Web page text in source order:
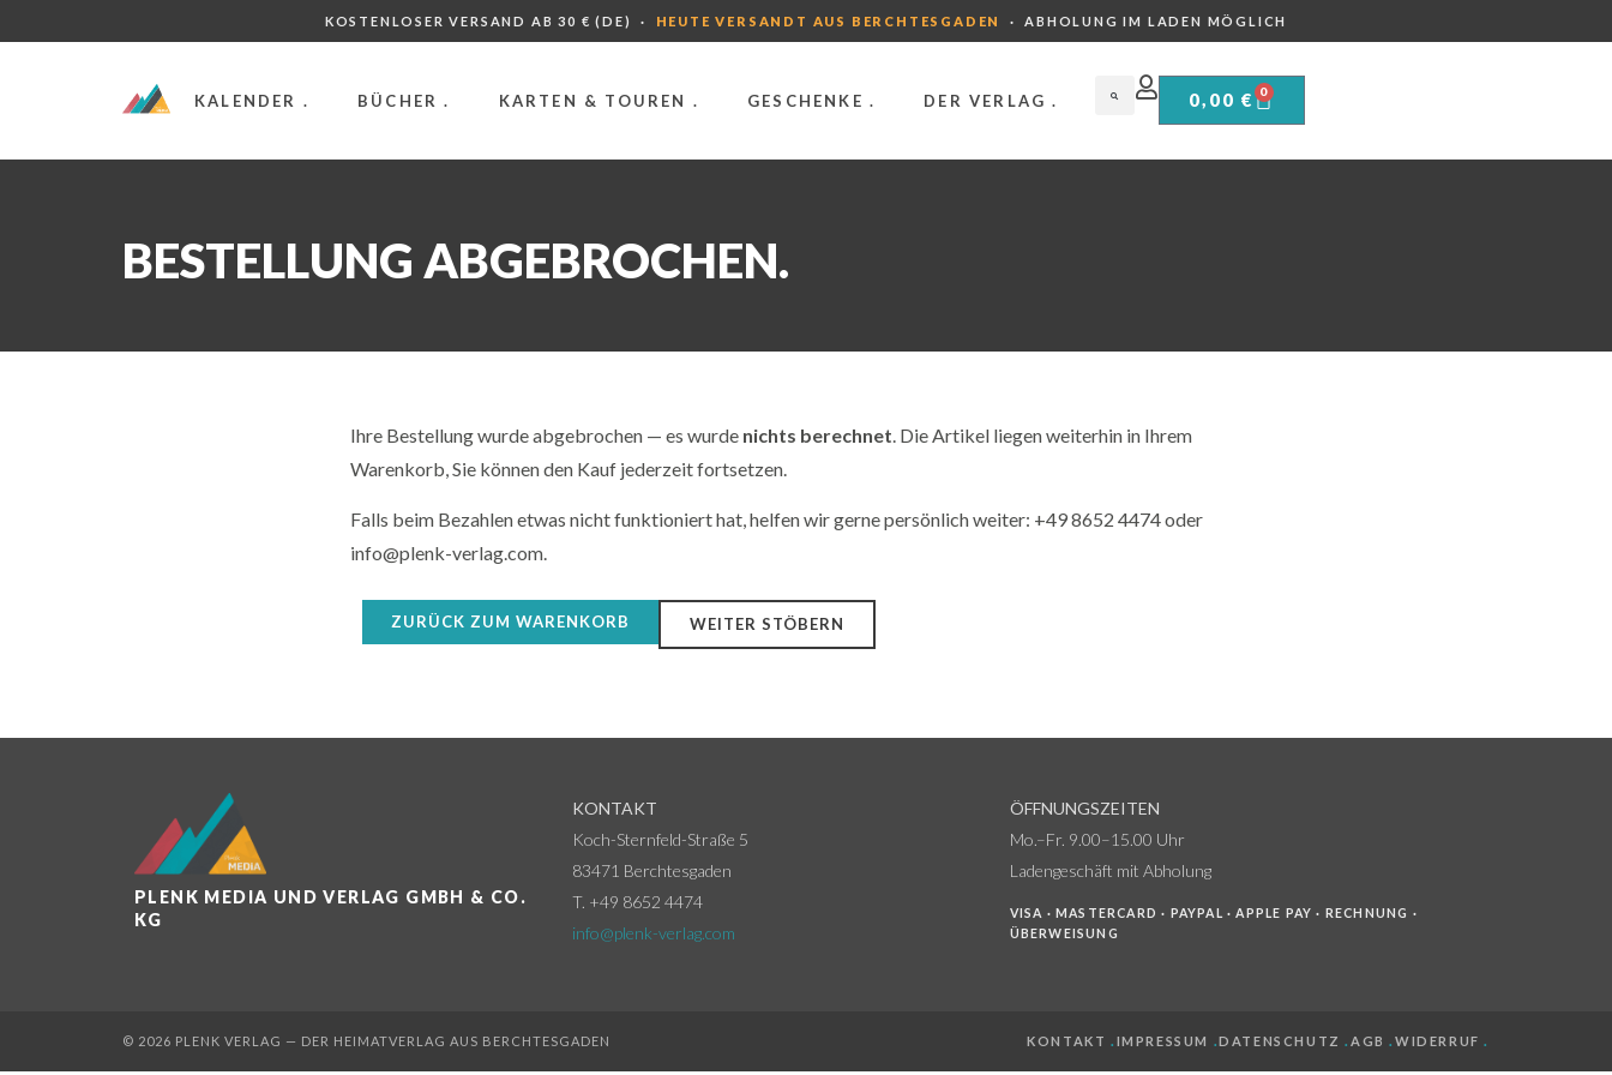
KOSTENLOSER VERSAND AB 30 € (DE) · HEUTE VERSANDT AUS BERCHTESGADEN · ABHOLUNG IM LADEN MÖGLICH
KALENDER . BÜCHER . KARTEN & TOUREN . GESCHENKE . DER VERLAG . 0,00 € 0
BESTELLUNG ABGEBROCHEN.
Ihre Bestellung wurde abgebrochen — es wurde nichts berechnet. Die Artikel liegen weiterhin in Ihrem
Warenkorb, Sie können den Kauf jederzeit fortsetzen.
Falls beim Bezahlen etwas nicht funktioniert hat, helfen wir gerne persönlich weiter: +49 8652 4474 oder
info@plenk-verlag.com.
ZURÜCK ZUM WARENKORB WEITER STÖBERN
PLENK MEDIA UND VERLAG GMBH & CO.
KG
KONTAKT
Koch-Sternfeld-Straße 5
83471 Berchtesgaden
T. +49 8652 4474
info@plenk-verlag.com
ÖFFNUNGSZEITEN
Mo.–Fr. 9.00–15.00 Uhr
Ladengeschäft mit Abholung
VISA · MASTERCARD · PAYPAL · APPLE PAY · RECHNUNG ·
ÜBERWEISUNG
© 2026 PLENK VERLAG — DER HEIMATVERLAG AUS BERCHTESGADEN KONTAKT . IMPRESSUM .DATENSCHUTZ . AGB . WIDERRUF .